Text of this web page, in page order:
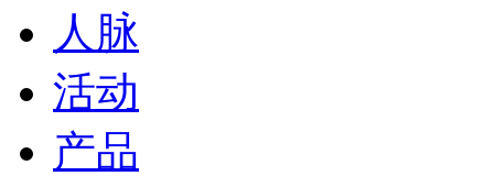
人脉
活动
产品